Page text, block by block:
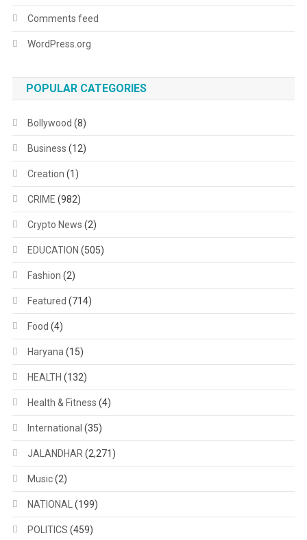
Comments feed
WordPress.org
POPULAR CATEGORIES
Bollywood (8)
Business (12)
Creation (1)
CRIME (982)
Crypto News (2)
EDUCATION (505)
Fashion (2)
Featured (714)
Food (4)
Haryana(15)
HEALTH (132)
Health & Fitness (4)
International (35)
JALANDHAR(2,271)
Music(2)
NATIONAL(199)
POLITICS (459)